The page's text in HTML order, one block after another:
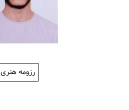
رزومه هنری